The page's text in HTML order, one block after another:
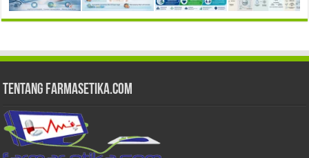
Tentang Farmasetika.com